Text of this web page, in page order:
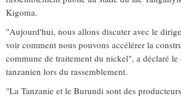
Kigoma.
"Aujourd'hui, nous allons discuter avec le
voir comment nous pouvons accélérer la
commune de traitement du nickel", a déclaré le
tanzanien lors du rassemblement.
"La Tanzanie et le Burundi sont des